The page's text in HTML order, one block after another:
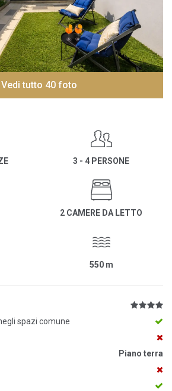
Vedi tutto 40 foto
3 - 4 PERSONE
2 CAMERE DA LETTO
550 m
spazi comune
Piano terra